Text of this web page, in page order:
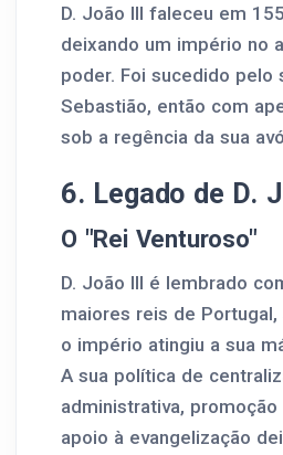
D. João III faleceu em
deixando um império no
poder. Foi sucedido pelo
Sebastião, então com
sob a regência da sua
6. Legado de D.
O "Rei Venturoso"
D. João III é lembrado
maiores reis de
o império atingiu a sua
A sua política de
administrativa,
apoio à evangelização